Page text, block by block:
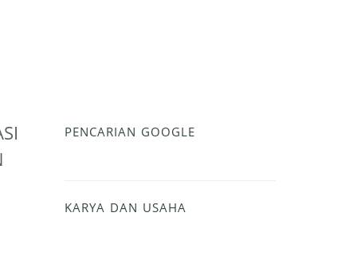
PENCARIAN GOOGLE
KARYA DAN USAHA